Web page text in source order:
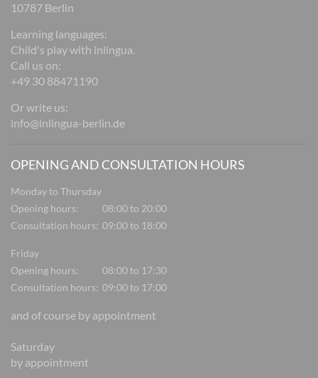
10787 Berlin
Learning languages:
Child's play with inlingua.
Call us on:
+49 30 88471190
Or write us:
info@inlingua-berlin.de
OPENING AND CONSULTATION HOURS
Monday to Thursday
Opening hours:
08:00 to 20:00
Consultation hours: 09:00 to 18:00
Friday
Opening hours:
08:00 to 17:30
Consultation hours: 09:00 to 17:00
and of course by appointment
Saturday
by appointment